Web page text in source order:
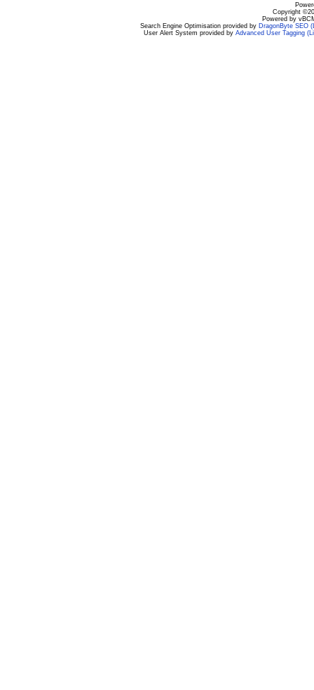
Copyright
Powered by
Search Engine Optimisation provided by DragonByte SEO
User Alert System provided by Advanced User Tagging